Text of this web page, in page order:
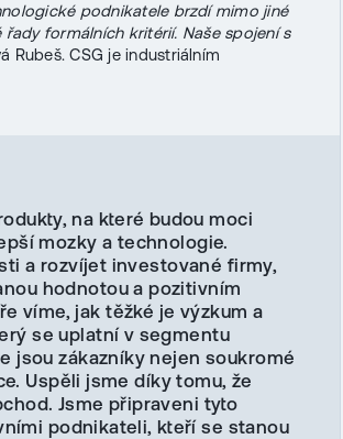
podnikatele brzdí mimo jiné
formálních kritérií. Naše spojení s
Rubeš. CSG je industriálním
na které budou moci
mozky a technologie.
a rozvíjet investované firmy,
hodnotou a pozitivním
víme, jak těžké je výzkum a
se uplatní v segmentu
jsou zákazníky nejen soukromé
Uspěli jsme díky tomu, že
Jsme připraveni tyto
podnikateli, kteří se stanou